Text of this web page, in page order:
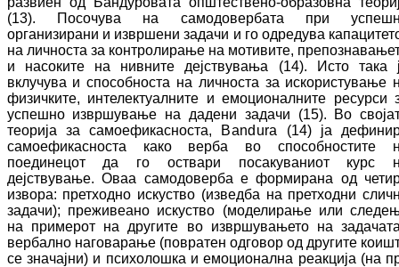
(13). Посочува на самодовербата при
организирани и извршени задачи и го од­ре­ду­ва
на личноста за кон­тро­ли­ра­ње на мотивите,
и на­со­ки­те на нивните дејствувања (14). Исто така
вклучува и способноста на личноста за ис­ко­ри­стување
физичките, интелектуалните и емоционалните ресурси
успешно из­вр­шу­ва­ње на дадени задачи (15). Во
тео­ри­ја за самоефикасноста,
Bandura
(14) ја
самоефикасноста како верба во спо­собностите
поединецот да го оствари по­са­куваниот курс
дејствување. Оваа са­мо­до­верба е формирана од
извора: прет­ходно искуство (изведба на претходни
задачи); преживеано искуство (мо­де­ли­ра­ње или
на примерот на другите во извршувањето на
вербално на­го­ва­рање (повратен одговор од другите
се значајни) и психолошка и емо­цио­нал­на реакција (на